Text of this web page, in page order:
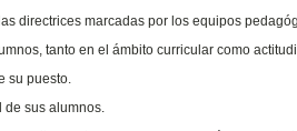
directrices marcadas por los equipos
tanto en el ámbito curricular como
su puesto.
sus alumnos.